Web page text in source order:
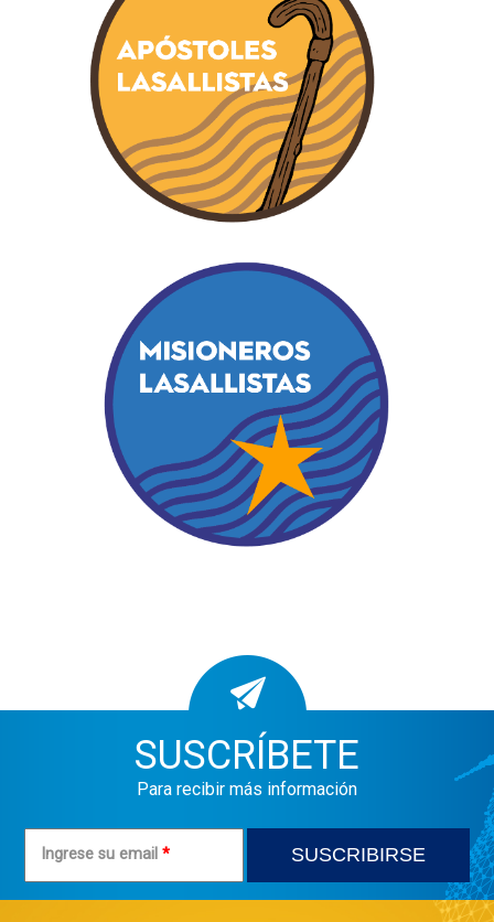
SUSCRÍBETE
Para recibir más información
Ingrese su email*